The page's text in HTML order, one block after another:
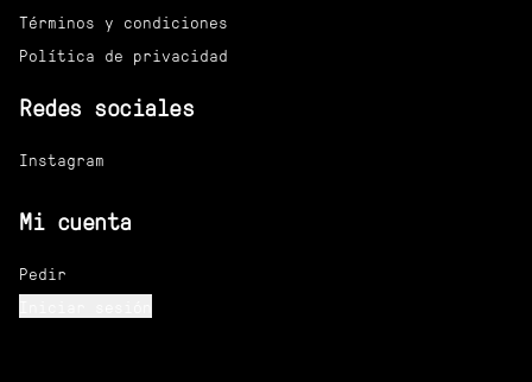
Términos y condiciones
Política de privacidad
Redes sociales
Instagram
Mi cuenta
Pedir